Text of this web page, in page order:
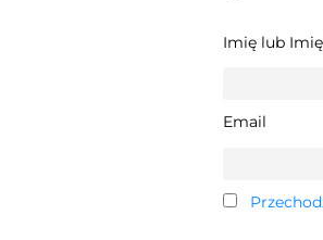
Imię lub
Email